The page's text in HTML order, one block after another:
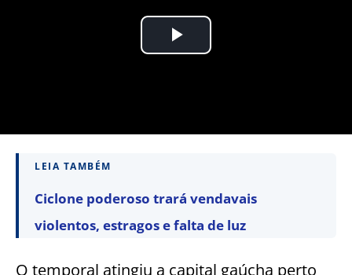
LEIA TAMBÉM
Ciclone poderoso trará vendavais
violentos, estragos e falta de luz
O temporal atingiu a capital gaúcha perto